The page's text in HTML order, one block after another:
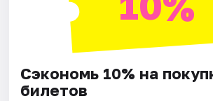
Сэкономь 10% на
билетов